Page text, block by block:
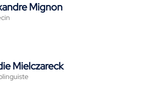
Mignon
Mielczareck